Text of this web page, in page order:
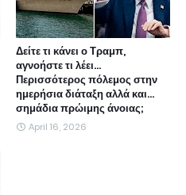
Δείτε τι κάνει ο Τραμπ,
αγνοήστε τι λέει...
Περισσότερος πόλεμος στην
ημερήσια διάταξη αλλά και...
σημάδια πρώιμης άνοιας;
April 16, 2026